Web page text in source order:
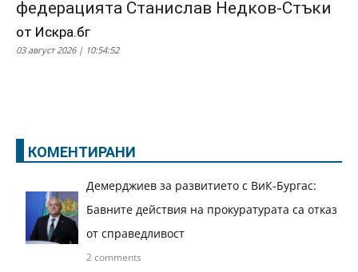
федерацията Станислав Недков-Стъки
от Искра.бг
03 август 2026 | 10:54:52
КОМЕНТИРАНИ
Демерджиев за развитието с ВиК-Бургас:
Бавните действия на прокуратурата са отказ
от справедливост
2 comments